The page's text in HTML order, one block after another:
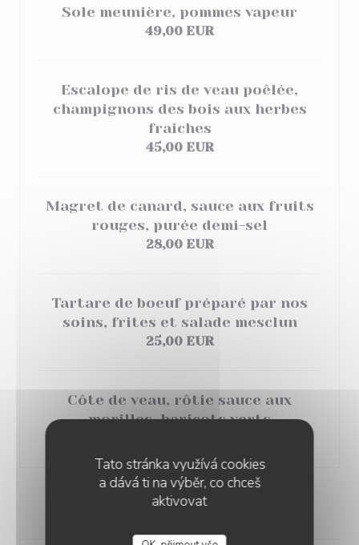
Tato stránka využívá cookies
a dává ti na výběr, co chceš
aktivovat
Sole meunière, pommes vapeur
49,00 EUR
Escalope de ris de veau poêlée,
champignons des bois aux herbes
fraiches
45,00 EUR
Magret de canard, sauce aux fruits
rouges, purée demi-sel
28,00 EUR
Tartare de boeuf préparé par nos
soins, frites et salade mesclun
25,00 EUR
Côte de veau, rôtie sauce aux
morilles, haricots verts
LES GOURMANDISES